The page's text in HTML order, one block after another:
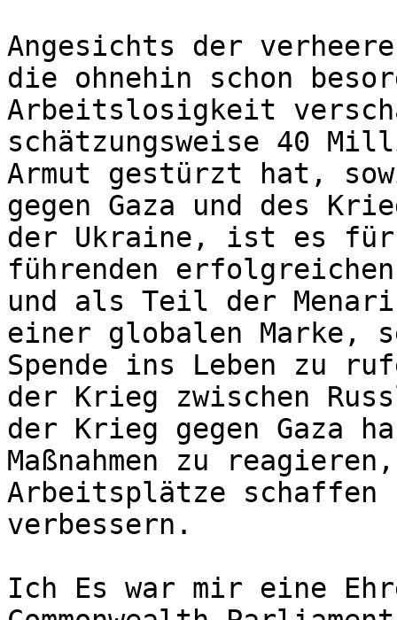
Angesichts der
die ohnehin schon
Arbeitslosigkeit
schätzungsweise 40
Armut gestürzt hat,
gegen Gaza und des
der Ukraine, ist es
führenden erfolgreichen
und als Teil der
einer globalen Marke,
Spende ins Leben zu
der Krieg zwischen
der Krieg gegen Gaza
Maßnahmen zu
Arbeitsplätze schaffen
verbessern.
Ich Es war mir eine